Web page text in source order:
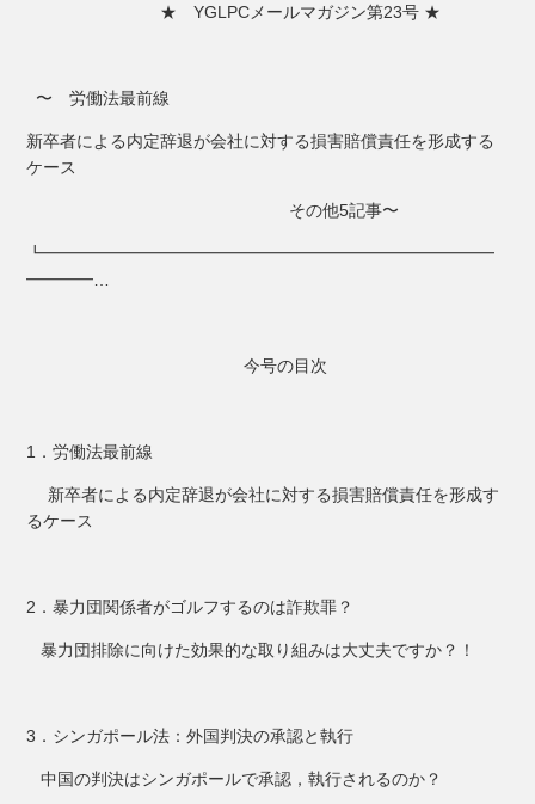
★ YGLPCメールマガジン第23号 ★
〜 労働法最前線
新卒者による内定辞退が会社に対する損害賠償責任を形成する
ケース
その他5記事〜
┗━━━━━━━━━━━━━━━━━━━━━━━━━━━
━━━━…
今号の目次
1．労働法最前線
新卒者による内定辞退が会社に対する損害賠償責任を形成す
るケース
2．暴力団関係者がゴルフするのは詐欺罪？
暴力団排除に向けた効果的な取り組みは大丈夫ですか？！
3．シンガポール法：外国判決の承認と執行
中国の判決はシンガポールで承認，執行されるのか？